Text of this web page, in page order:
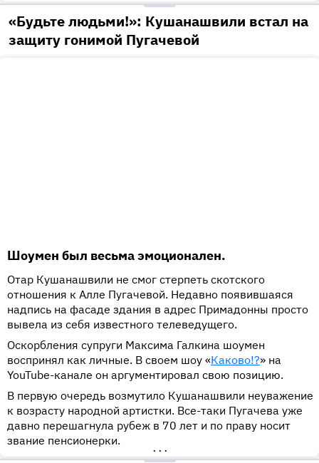
«Будьте людьми!»: Кушанашвили встал на
защиту гонимой Пугачевой
Шоумен был весьма эмоционален.
Отар Кушанашвили не смог стерпеть скотского
отношения к Алле Пугачевой. Недавно появившаяся
надпись на фасаде здания в адрес Примадонны просто
вывела из себя известного телеведущего.
Оскорбления супруги Максима Галкина шоумен
воспринял как личные. В своем шоу «Каково!?» на
YouTube-канале он аргументировал свою позицию.
В первую очередь возмутило Кушанашвили неуважение
к возрасту народной артистки. Все-таки Пугачева уже
давно перешагнула рубеж в 70 лет и по праву носит
звание пенсионерки.
•••